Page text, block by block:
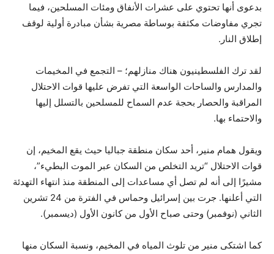
بدعوى أنها تحتوي على عشرات الأنفاق ومئات المسلحين، فيما
تجري مفاوضات مكثفة بوساطة مصرية بشأن مبادرة أولية لوقف
إطلاق النار.
لقد ترك الفلسطينيون هناك منازلهم؛ – التجمع في المخيمات
والمدارس والساحات الواسعة التي تفرض عليها قوات الاحتلال
المراقبة والحصار بحجة عدم السماح للمسلحين بالتسلل إليها
والاحتماء بها.
ويقول همام منير، أحد سكان منطقة جباليا حيث يقع المخيم، إن
قوات الاحتلال “تريد التخلص من السكان عبر الموت البطيء”،
مشيرًا إلى أنه لم تصل أي مساعدات إلى المنطقة منذ انتهاء التهدئة
التي أعلنها. جرت بين إسرائيل وحماس في الفترة من 24 تشرين
الثاني (نوفمبر) وحتى صباح الأول من كانون الأول (ديسمبر).
كما اشتكى منير من تلوث المياه في المخيم، ونسبة السكان منها